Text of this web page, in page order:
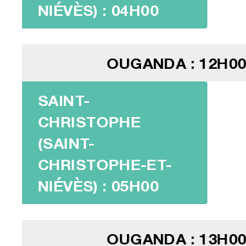
NIÉVÈS) : 04H00
OUGANDA : 12H00
SAINT-
CHRISTOPHE
(SAINT-
CHRISTOPHE-ET-
NIÉVÈS) : 05H00
OUGANDA : 13H00